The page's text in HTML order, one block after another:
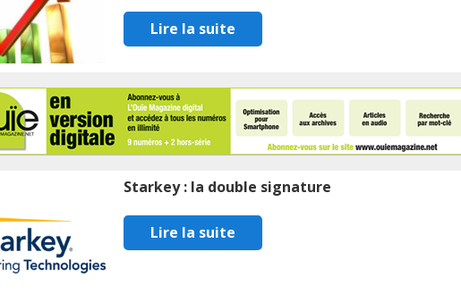
Lire la suite
Starkey : la double signature
Lire la suite